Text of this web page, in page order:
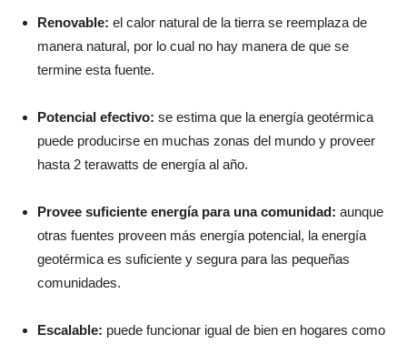
Renovable: el calor natural de la tierra se reemplaza de
manera natural, por lo cual no hay manera de que se
termine esta fuente.
Potencial efectivo: se estima que la energía geotérmica
puede producirse en muchas zonas del mundo y proveer
hasta 2 terawatts de energía al año.
Provee suficiente energía para una comunidad: aunque
otras fuentes proveen más energía potencial, la energía
geotérmica es suficiente y segura para las pequeñas
comunidades.
Escalable: puede funcionar igual de bien en hogares como